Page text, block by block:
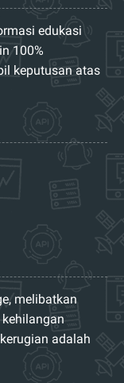
edukasi
100%
keputusan atas
melibatkan
adalah